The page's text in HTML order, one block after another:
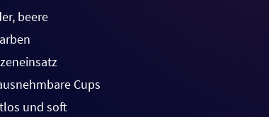
beere
Cups
und soft